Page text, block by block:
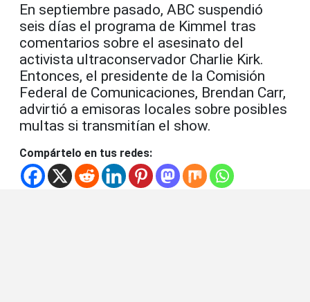
En septiembre pasado, ABC suspendió
seis días el programa de Kimmel tras
comentarios sobre el asesinato del
activista ultraconservador Charlie Kirk.
Entonces, el presidente de la Comisión
Federal de Comunicaciones, Brendan Carr,
advirtió a emisoras locales sobre posibles
multas si transmitían el show.
Compártelo en tus redes: